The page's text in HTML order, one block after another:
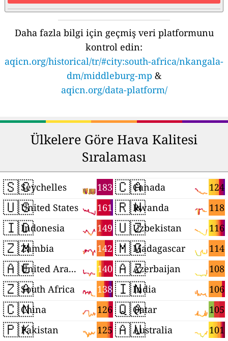
Daha fazla bilgi için geçmiş veri platformunu
kontrol edin:
aqicn.org/historical/tr/#city:south-africa/nkangala-
dm/middleburg-mp &
aqicn.org/data-platform/
Ülkelere Göre Hava Kalitesi
Sıralaması
🇸🇨 183
Seychelles
🇺🇸 161
United States
🇮🇩 149
Indonesia
🇿🇲 142
Zambia
🇦🇪 140
United Arab Emirates
🇿🇦 138
South Africa
🇨🇳 126
China
🇵🇰 125
Pakistan
🇨🇦 124
Canada
🇷🇼 118
Rwanda
🇺🇿 116
Uzbekistan
🇲🇬 114
Madagascar
🇦🇿 108
Azerbaijan
🇮🇳 106
India
🇶🇦 105
Qatar
🇦🇺 101
Australia